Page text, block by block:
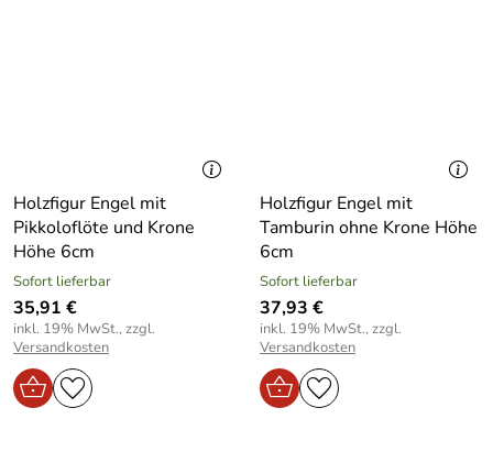
Holzfigur Engel mit
Pikkoloflöte und Krone
Höhe 6cm
Sofort lieferbar
35,91 €
inkl. 19% MwSt., zzgl.
Versandkosten
Holzfigur Engel mit
Tamburin ohne Krone Höhe
6cm
Sofort lieferbar
37,93 €
inkl. 19% MwSt., zzgl.
Versandkosten